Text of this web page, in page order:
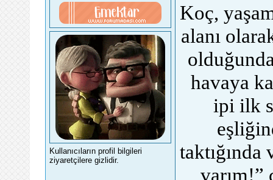
Kullanıcıların profil bilgileri
ziyaretçilere gizlidir.
Koç,
alanı
havaya
ipi ilk
varım!”